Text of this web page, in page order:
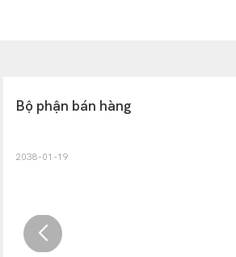
Bộ phận bán hàng
2038-01-19